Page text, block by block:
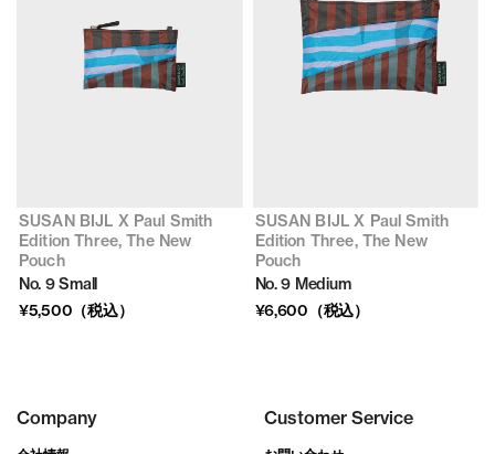
SUSAN BIJL X Paul Smith
Edition Three, The New
Pouch
No. 9 Small
¥5,500（税込）
SUSAN BIJL X Paul Smith
Edition Three, The New
Pouch
No. 9 Medium
¥6,600（税込）
Company Customer Service